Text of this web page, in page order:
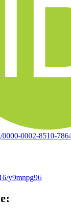
0000-0002-8510-
y9mnpg96